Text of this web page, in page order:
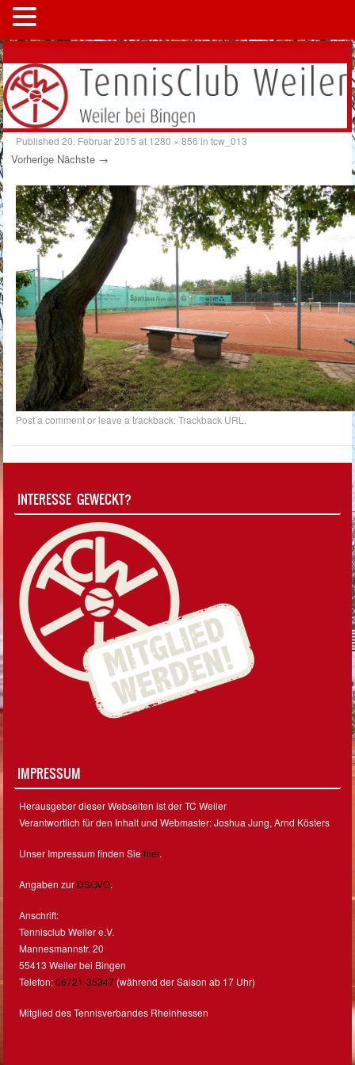
Published20. Februar 2015 at 1280 × 856 intcw_013
Vorherige Nächste →
Post a commentor leave a trackback:Trackback URL
INTERESSE GEWECKT?
IMPRESSUM
Herausgeber dieser Webseiten ist der TC Weiler
Verantwortlich für den Inhalt und Webmaster: Joshua Jung, Arnd Kösters
Unser Impressum finden Siehier.
Angaben zur DSGVO.
Anschrift:
Tennisclub Weiler e.V.
Mannesmannstr. 20
55413 Weiler bei Bingen
Telefon:06721-35347 (während der Saison ab 17 Uhr)
Mitglied des Tennisverbandes Rheinhessen